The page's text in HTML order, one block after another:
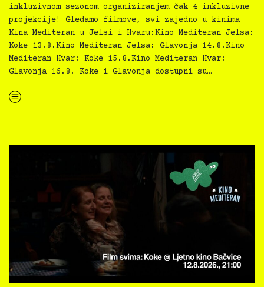
inkluzivnom sezonom organiziranjem čak 4 inkluzivne
projekcije! Gledamo filmove, svi zajedno u kinima
Kina Mediteran u Jelsi i Hvaru:Kino Mediteran Jelsa:
Koke 13.8.Kino Mediteran Jelsa: Glavonja 14.8.Kino
Mediteran Hvar: Koke 15.8.Kino Mediteran Hvar:
Glavonja 16.8. Koke i Glavonja dostupni su…
“Kino Mediteran i Film svima nastavljaju inkluzivnu turneju na Hvaru”